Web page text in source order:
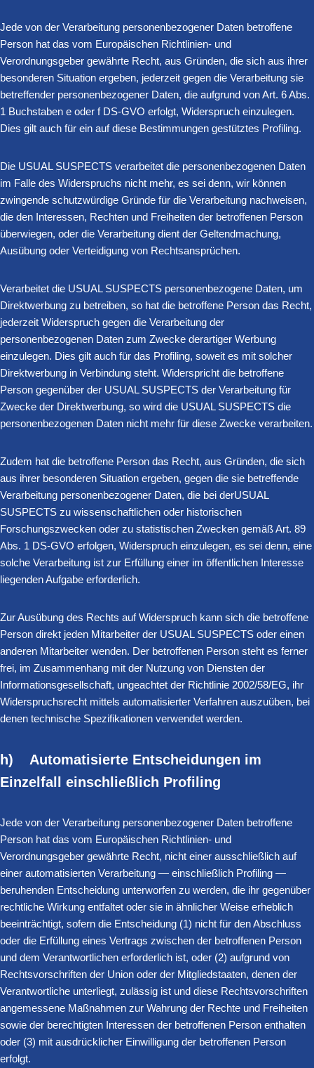
Jede von der Verarbeitung personenbezogener Daten betroffene
Person hat das vom Europäischen Richtlinien- und
Verordnungsgeber gewährte Recht, aus Gründen, die sich aus ihrer
besonderen Situation ergeben, jederzeit gegen die Verarbeitung sie
betreffender personenbezogener Daten, die aufgrund von Art. 6 Abs.
1 Buchstaben e oder f DS-GVO erfolgt, Widerspruch einzulegen.
Dies gilt auch für ein auf diese Bestimmungen gestütztes Profiling.
Die USUAL SUSPECTS verarbeitet die personenbezogenen Daten
im Falle des Widerspruchs nicht mehr, es sei denn, wir können
zwingende schutzwürdige Gründe für die Verarbeitung nachweisen,
die den Interessen, Rechten und Freiheiten der betroffenen Person
überwiegen, oder die Verarbeitung dient der Geltendmachung,
Ausübung oder Verteidigung von Rechtsansprüchen.
Verarbeitet die USUAL SUSPECTS personenbezogene Daten, um
Direktwerbung zu betreiben, so hat die betroffene Person das Recht,
jederzeit Widerspruch gegen die Verarbeitung der
personenbezogenen Daten zum Zwecke derartiger Werbung
einzulegen. Dies gilt auch für das Profiling, soweit es mit solcher
Direktwerbung in Verbindung steht. Widerspricht die betroffene
Person gegenüber der USUAL SUSPECTS der Verarbeitung für
Zwecke der Direktwerbung, so wird die USUAL SUSPECTS die
personenbezogenen Daten nicht mehr für diese Zwecke verarbeiten.
Zudem hat die betroffene Person das Recht, aus Gründen, die sich
aus ihrer besonderen Situation ergeben, gegen die sie betreffende
Verarbeitung personenbezogener Daten, die bei derUSUAL
SUSPECTS zu wissenschaftlichen oder historischen
Forschungszwecken oder zu statistischen Zwecken gemäß Art. 89
Abs. 1 DS-GVO erfolgen, Widerspruch einzulegen, es sei denn, eine
solche Verarbeitung ist zur Erfüllung einer im öffentlichen Interesse
liegenden Aufgabe erforderlich.
Zur Ausübung des Rechts auf Widerspruch kann sich die betroffene
Person direkt jeden Mitarbeiter der USUAL SUSPECTS oder einen
anderen Mitarbeiter wenden. Der betroffenen Person steht es ferner
frei, im Zusammenhang mit der Nutzung von Diensten der
Informationsgesellschaft, ungeachtet der Richtlinie 2002/58/EG, ihr
Widerspruchsrecht mittels automatisierter Verfahren auszuüben, bei
denen technische Spezifikationen verwendet werden.
h) Automatisierte Entscheidungen im
Einzelfall einschließlich Profiling
Jede von der Verarbeitung personenbezogener Daten betroffene
Person hat das vom Europäischen Richtlinien- und
Verordnungsgeber gewährte Recht, nicht einer ausschließlich auf
einer automatisierten Verarbeitung — einschließlich Profiling —
beruhenden Entscheidung unterworfen zu werden, die ihr gegenüber
rechtliche Wirkung entfaltet oder sie in ähnlicher Weise erheblich
beeinträchtigt, sofern die Entscheidung (1) nicht für den Abschluss
oder die Erfüllung eines Vertrags zwischen der betroffenen Person
und dem Verantwortlichen erforderlich ist, oder (2) aufgrund von
Rechtsvorschriften der Union oder der Mitgliedstaaten, denen der
Verantwortliche unterliegt, zulässig ist und diese Rechtsvorschriften
angemessene Maßnahmen zur Wahrung der Rechte und Freiheiten
sowie der berechtigten Interessen der betroffenen Person enthalten
oder (3) mit ausdrücklicher Einwilligung der betroffenen Person
erfolgt.